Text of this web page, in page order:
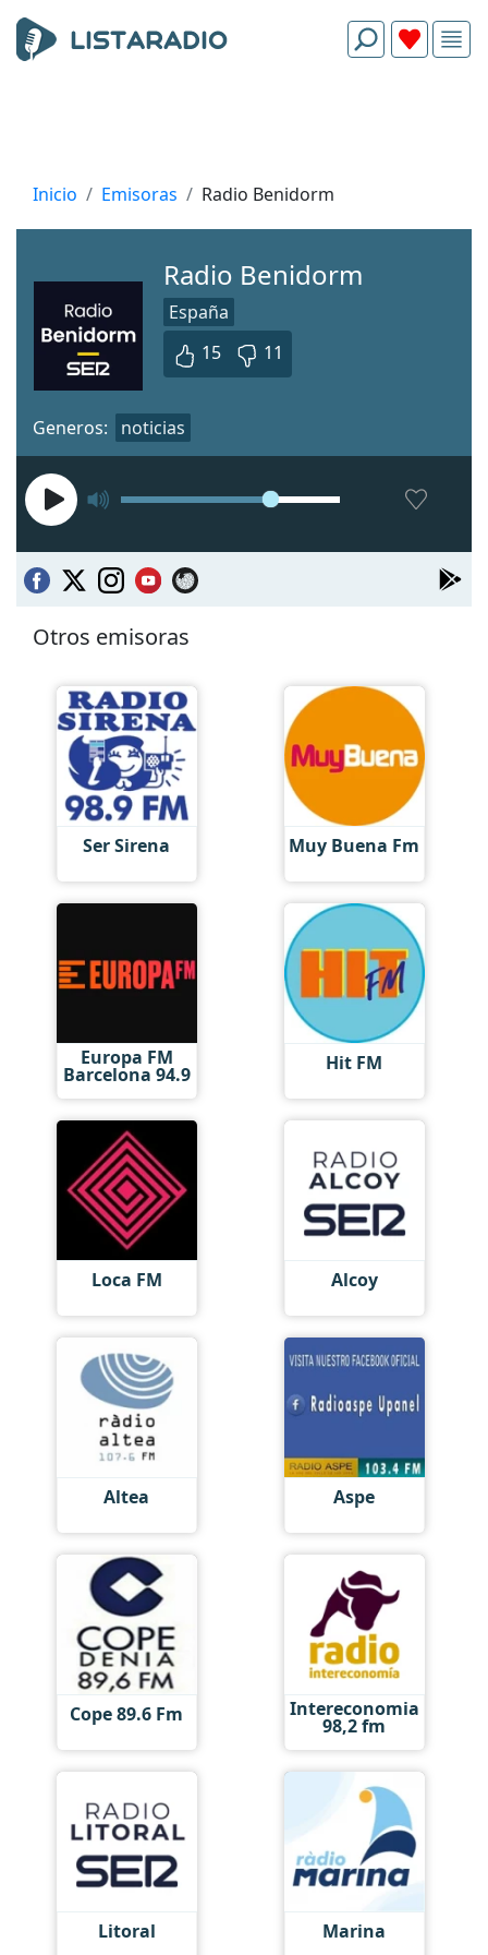
Inicio Emisoras Radio Benidorm
Radio Benidorm
España
15
11
Generos: noticias
Otros emisoras
Ser Sirena Muy Buena Fm
Europa FM
Barcelona 94.9 Hit FM
Loca FM Alcoy
Altea Aspe
Cope 89.6 Fm Intereconomia
98,2 fm
Litoral Marina